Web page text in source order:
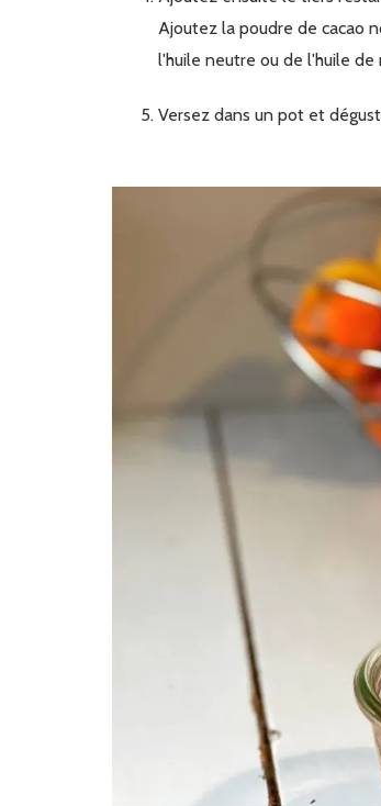
Ajoutez la poudre de cacao
l'huile neutre ou de l'huile
Versez dans un pot et